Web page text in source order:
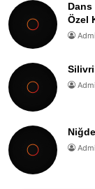
Dans
Özel